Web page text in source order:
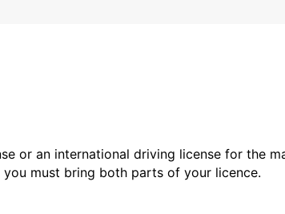
or an international driving license for the
must bring both parts of your licence.